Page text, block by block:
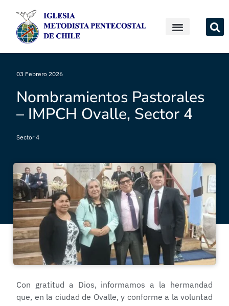
03 Febrero 2026
Nombramientos Pastorales
– IMPCH Ovalle, Sector 4
Sector 4
Con gratitud a Dios, informamos a la hermandad
que, en la ciudad de Ovalle, y conforme a la voluntad